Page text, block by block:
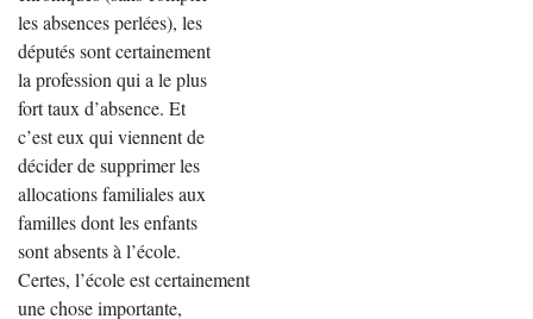
les absences perlées), les
députés sont certainement
la profession qui a le plus
fort taux d’absence. Et
c’est eux qui viennent de
décider de supprimer les
allocations familiales aux
familles dont les enfants
sont absents à l’école.
Certes, l’école est certainement
une chose importante,